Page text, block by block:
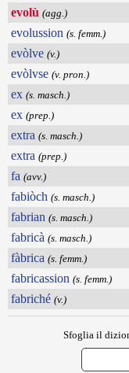
evolù (agg.)
evolussion (s. femm.)
evòlve (v.)
evòlvse (v. pron.)
ex (s. masch.)
ex (prep.)
extra (s. masch.)
extra (prep.)
fa (avv.)
fabiòch (s. masch.)
fabrian (s. masch.)
fabricà (s. masch.)
fàbrica (s. femm.)
fabricassion (s. femm.)
fabriché (v.)
Sfoglia il